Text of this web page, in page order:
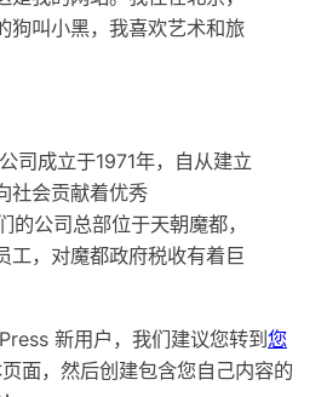
狗叫小黑，我喜欢艺术和旅
司成立于1971年，自从建立
社会贡献着优秀
公司总部位于天朝魔都，
工，对魔都政府税收有着巨
新用户，我们建议您转到您
面，然后创建包含您自己内容的